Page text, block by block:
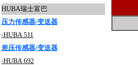
HUBA瑞士富巴
压力传感器/变送器
‧HUBA 511
差压传感器/变送器
‧HUBA 692